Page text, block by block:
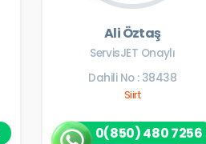
Ali Öztaş
ServisJET Onaylı
Dahili No : 38438
Siirt
0(850) 480 7256